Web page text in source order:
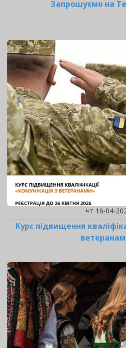
Запрошуємо на
чт 16-04-
Курс підвищення